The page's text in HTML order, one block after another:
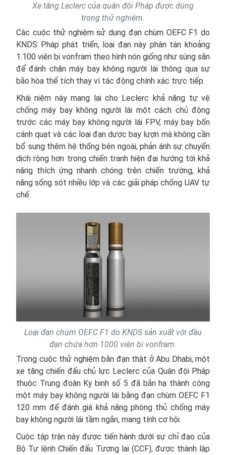
Xe tăng Leclerc của quân đội Pháp được dùng
trong thử nghiệm.
Các cuộc thử nghiệm sử dụng đạn chùm OEFC F1 do
KNDS Pháp phát triển, loại đạn này phân tán khoảng
1.100 viên bi vonfram theo hình nón giống như súng săn
để đánh chặn máy bay không người lái thông qua sự
bão hòa thể tích thay vì tác động chính xác trực tiếp.
Khái niệm này mang lại cho Leclerc khả năng tự vệ
chống máy bay không người lái một cách chủ động
trước các máy bay không người lái FPV, máy bay bốn
cánh quạt và các loại đạn dược bay lượn mà không cần
bổ sung thêm hệ thống bên ngoài, phản ánh sự chuyển
dịch rộng hơn trong chiến tranh hiện đại hướng tới khả
năng thích ứng nhanh chóng trên chiến trường, khả
năng sống sót nhiều lớp và các giải pháp chống UAV tự
chế.
Loại đạn chùm OEFC F1 do KNDS sản xuất với đầu
đạn chứa hơn 1000 viên bi vonfram.
Trong cuộc thử nghiệm bắn đạn thật ở Abu Dhabi, một
xe tăng chiến đấu chủ lực Leclerc của Quân đội Pháp
thuộc Trung đoàn Kỵ binh số 5 đã bắn hạ thành công
một máy bay không người lái bằng đạn chùm OEFC F1
120 mm để đánh giá khả năng phòng thủ chống máy
bay không người lái tầm ngắn, mang tính cơ hội.
Cuộc tập trận này được tiến hành dưới sự chỉ đạo của
Bộ Tư lệnh Chiến đấu Tương lai (CCF), được thành lập